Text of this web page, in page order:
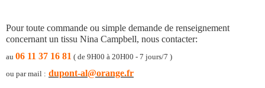
Pour toute commande ou simple demande de renseignement
concernant un tissu Nina Campbell, nous contacter:
au 06 11 37 16 81 ( de 9H00 à 20H00 - 7 jours/7 )
ou par mail : dupont-al@orange.fr